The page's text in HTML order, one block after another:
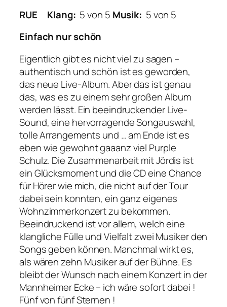
RUE
Klang: 5 von 5 Musik: 5 von 5
Einfach nur schön
Eigentlich gibt es nicht viel zu sagen –
authentisch und schön ist es geworden,
das neue Live-Album. Aber das ist genau
das, was es zu einem sehr großen Album
werden lässt. Ein beeindruckender Live-
Sound, eine hervorragende Songauswahl,
tolle Arrangements und … am Ende ist es
eben wie gewohnt gaaanz viel Purple
Schulz. Die Zusammenarbeit mit Jördis ist
ein Glücksmoment und die CD eine Chance
für Hörer wie mich, die nicht auf der Tour
dabei sein konnten, ein ganz eigenes
Wohnzimmerkonzert zu bekommen.
Beeindruckend ist vor allem, welch eine
klangliche Fülle und Vielfalt zwei Musiker den
Songs geben können. Manchmal wirkt es,
als wären zehn Musiker auf der Bühne. Es
bleibt der Wunsch nach einem Konzert in der
Mannheimer Ecke – ich wäre sofort dabei !
Fünf von fünf Sternen !